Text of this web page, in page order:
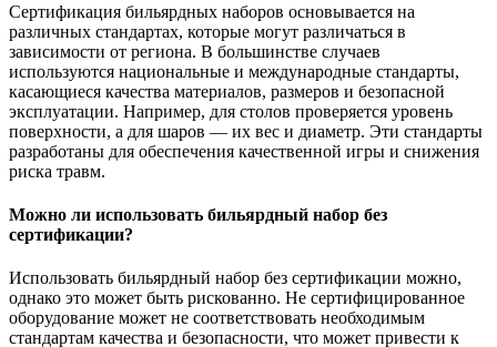
Сертификация бильярдных наборов основывается на
различных стандартах, которые могут различаться в
зависимости от региона. В большинстве случаев
используются национальные и международные стандарты,
касающиеся качества материалов, размеров и безопасной
эксплуатации. Например, для столов проверяется уровень
поверхности, а для шаров — их вес и диаметр. Эти стандарты
разработаны для обеспечения качественной игры и снижения
риска травм.
Можно ли использовать бильярдный набор без
сертификации?
Использовать бильярдный набор без сертификации можно,
однако это может быть рискованно. Не сертифицированное
оборудование может не соответствовать необходимым
стандартам качества и безопасности, что может привести к